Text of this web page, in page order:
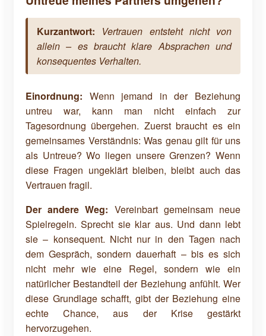
Kurzantwort: Vertrauen entsteht nicht von
allein – es braucht klare Absprachen und
konsequentes Verhalten.
Einordnung: Wenn jemand in der Beziehung
untreu war, kann man nicht einfach zur
Tagesordnung übergehen. Zuerst braucht es ein
gemeinsames Verständnis: Was genau gilt für uns
als Untreue? Wo liegen unsere Grenzen? Wenn
diese Fragen ungeklärt bleiben, bleibt auch das
Vertrauen fragil.
Der andere Weg: Vereinbart gemeinsam neue
Spielregeln. Sprecht sie klar aus. Und dann lebt
sie – konsequent. Nicht nur in den Tagen nach
dem Gespräch, sondern dauerhaft – bis es sich
nicht mehr wie eine Regel, sondern wie ein
natürlicher Bestandteil der Beziehung anfühlt. Wer
diese Grundlage schafft, gibt der Beziehung eine
echte Chance, aus der Krise gestärkt
hervorzugehen.